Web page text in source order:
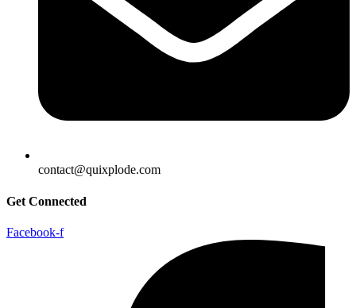
contact@quixplode.com
Get Connected
Facebook-f